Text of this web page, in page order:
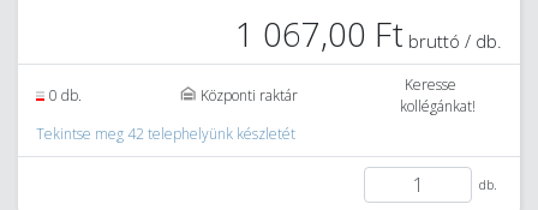
1 067,00 Ft bruttó / db.
0 db. Központi raktár
Keresse
kollégánkat!
Tekintse meg 42 telephelyünk készletét
db.